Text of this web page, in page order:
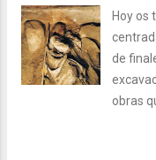
hazaña
varios
la
1878
Hoy os
de
obras